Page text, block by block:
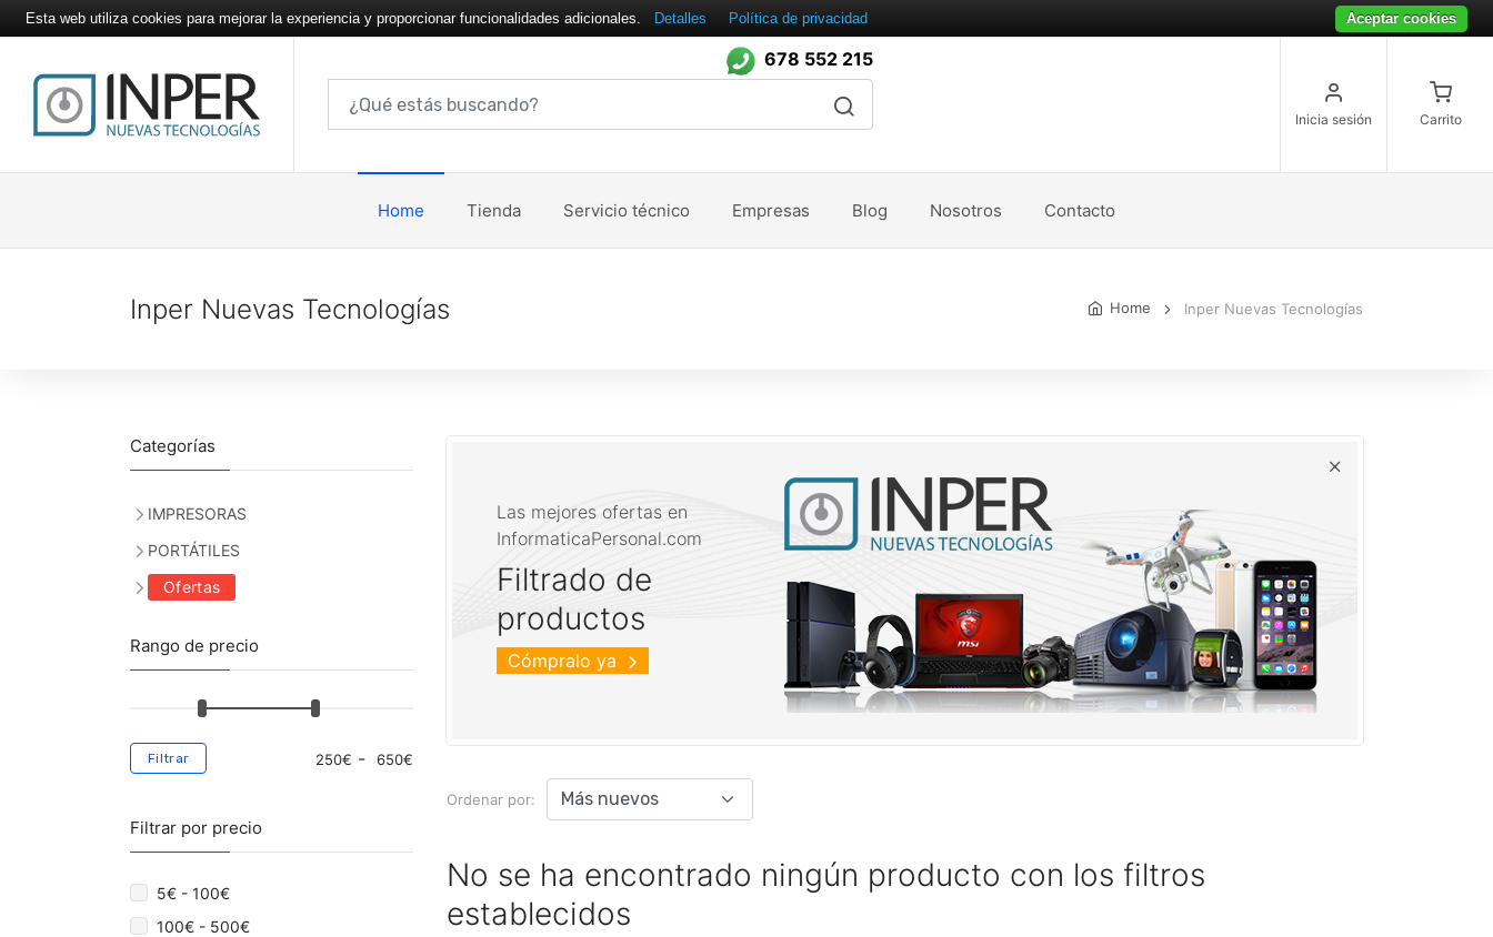
678 552 215
Inicia sesión Carrito
Home Tienda Servicio técnico Empresas Blog Nosotros Contacto
Inper Nuevas Tecnologías Home Inper Nuevas Tecnologías
Las mejores ofertas en
InformaticaPersonal.com
Filtrado de
productos
Cómpralo ya
Ordenar por:
No se ha encontrado ningún producto con los filtros
establecidos
Categorías
IMPRESORAS
PORTÁTILES
Ofertas
Rango de precio
Filtrar 250€ - 650€
Filtrar por precio
5€ - 100€
100€ - 500€
Esta web utiliza cookies para mejorar la experiencia y proporcionar funcionalidades adicionales. Detalles Política de privacidad Aceptar cookies